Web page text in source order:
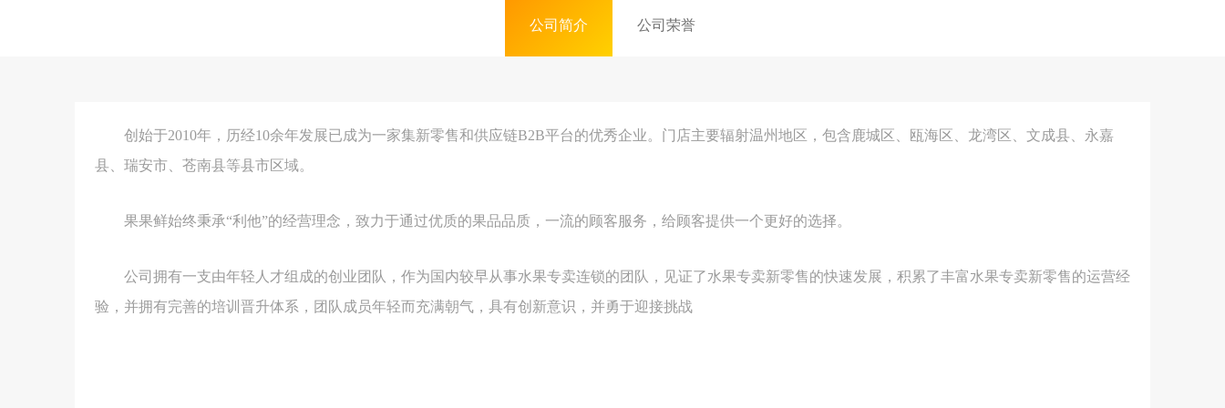
公司简介 公司荣誉
创始于2010年，历经10余年发展已成为一家集新零售和供应链B2B平台的优秀企业。门店主要辐射温州地区，包含鹿城区、瓯海区、龙湾区、文成县、永嘉
县、瑞安市、苍南县等县市区域。
果果鲜始终秉承“利他”的经营理念，致力于通过优质的果品品质，一流的顾客服务，给顾客提供一个更好的选择。
公司拥有一支由年轻人才组成的创业团队，作为国内较早从事水果专卖连锁的团队，见证了水果专卖新零售的快速发展，积累了丰富水果专卖新零售的运营经
验，并拥有完善的培训晋升体系，团队成员年轻而充满朝气，具有创新意识，并勇于迎接挑战